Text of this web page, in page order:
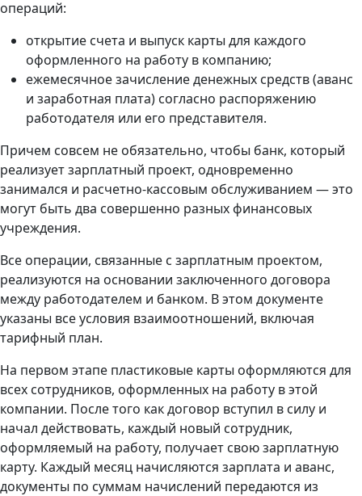
операций:
открытие счета и выпуск карты для каждого
оформленного на работу в компанию;
ежемесячное зачисление денежных средств (аванс
и заработная плата) согласно распоряжению
работодателя или его представителя.
Причем совсем не обязательно, чтобы банк, который
реализует зарплатный проект, одновременно
занимался и расчетно-кассовым обслуживанием — это
могут быть два совершенно разных финансовых
учреждения.
Все операции, связанные с зарплатным проектом,
реализуются на основании заключенного договора
между работодателем и банком. В этом документе
указаны все условия взаимоотношений, включая
тарифный план.
На первом этапе пластиковые карты оформляются для
всех сотрудников, оформленных на работу в этой
компании. После того как договор вступил в силу и
начал действовать, каждый новый сотрудник,
оформляемый на работу, получает свою зарплатную
карту. Каждый месяц начисляются зарплата и аванс,
документы по суммам начислений передаются из